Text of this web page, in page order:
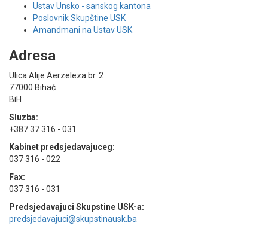
Ustav Unsko - sanskog kantona
Poslovnik Skupštine USK
Amandmani na Ustav USK
Adresa
Ulica Alije Äerzeleza br. 2
77000 Bihać
BiH
Sluzba:
+387 37 316 - 031
Kabinet predsjedavajuceg:
037 316 - 022
Fax:
037 316 - 031
Predsjedavajuci Skupstine USK-a:
predsjedavajuci@skupstinausk.ba